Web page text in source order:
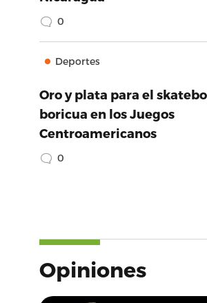
0
Deportes
Oro y plata para el
boricua en los Juegos
Centroamericanos
0
Opiniones